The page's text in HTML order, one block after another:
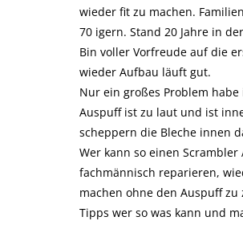
wieder fit zu machen.
70 igern. Stand 20 Jahre in
Bin voller Vorfreude auf die
wieder Aufbau läuft gut.
Nur ein großes Problem habe
Auspuff ist zu laut und ist
scheppern die Bleche innen
Wer kann so einen Scrambler
fachmännisch reparieren,
machen ohne den Auspuff zu
Tipps wer so was kann und